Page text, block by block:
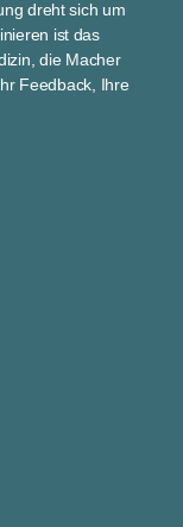
dreht sich um
ist das
die Macher
Feedback, Ihre